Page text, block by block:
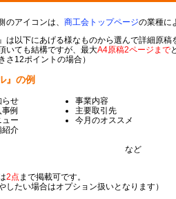
のアイコンは、 商工会トップページの業種に
は以下にあげる様なものから選んで詳細原
いても結構ですが、最大A4原稿2ページまで
さ12ポイントの場合）
』の例
らせ
事例
ュー
紹介
事業内容
主要取引先
今月のオススメ
など
2点 まで掲載可です。
したい場合はオプション扱いとなります）